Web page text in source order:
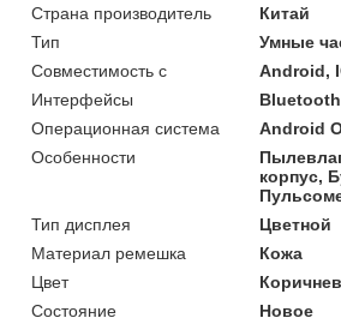
Страна производитель
Китай
Тип
Умные
Совместимость с
Android,
Интерфейсы
Bluetooth
Операционная система
Android
Особенности
корпус,
Тип дисплея
Цветной
Материал ремешка
Кожа
Цвет
Состояние
Новое